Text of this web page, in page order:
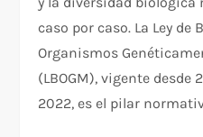
caso por caso. La Ley de
Organismos
(LBOGM), vigente
2022, es el pilar